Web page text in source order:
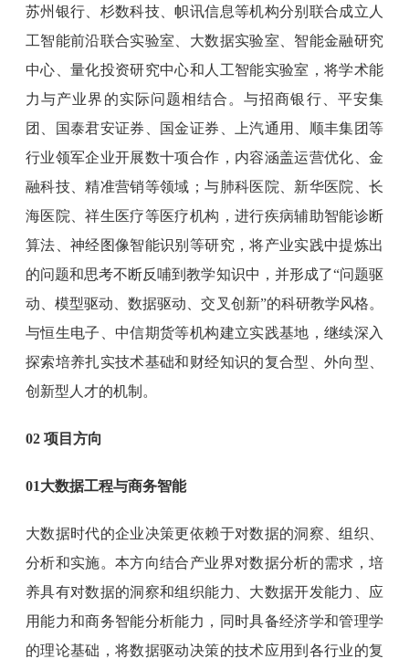
苏州银行、杉数科技、帜讯信息等机构分别联合成立人
工智能前沿联合实验室、大数据实验室、智能金融研究
中心、量化投资研究中心和人工智能实验室，将学术能
力与产业界的实际问题相结合。与招商银行、平安集
团、国泰君安证券、国金证券、上汽通用、顺丰集团等
行业领军企业开展数十项合作，内容涵盖运营优化、金
融科技、精准营销等领域；与肺科医院、新华医院、长
海医院、祥生医疗等医疗机构，进行疾病辅助智能诊断
算法、神经图像智能识别等研究，将产业实践中提炼出
的问题和思考不断反哺到教学知识中，并形成了“问题驱
动、模型驱动、数据驱动、交叉创新”的科研教学风格。
与恒生电子、中信期货等机构建立实践基地，继续深入
探索培养扎实技术基础和财经知识的复合型、外向型、
创新型人才的机制。
02 项目方向
01大数据工程与商务智能
大数据时代的企业决策更依赖于对数据的洞察、组织、
分析和实施。本方向结合产业界对数据分析的需求，培
养具有对数据的洞察和组织能力、大数据开发能力、应
用能力和商务智能分析能力，同时具备经济学和管理学
的理论基础，将数据驱动决策的技术应用到各行业的复